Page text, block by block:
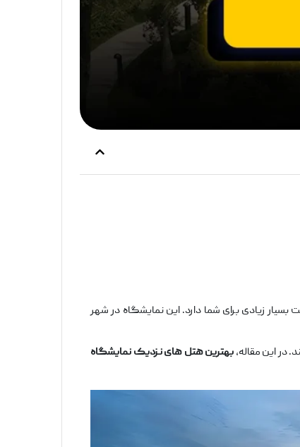
زیادی برای شما دارد. این نمایشگاه در شهر
در این مقاله،بهترین هتل‌ های نزدیک نمایشگاه